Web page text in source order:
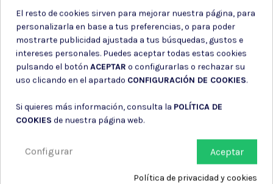
Consiento el uso de mis datos personales para recibir publicidad
de su entidad.
El resto de cookies sirven para mejorar nuestra página, para
personalizarla en base a tus preferencias, o para poder
mostrarte publicidad ajustada a tus búsquedas, gustos e
intereses personales. Puedes aceptar todas estas cookies
pulsando el botón ACEPTAR o configurarlas o rechazar su
uso clicando en el apartado CONFIGURACIÓN DE COOKIES.
Si quieres más información, consulta la POLÍTICA DE
COOKIES de nuestra página web.
Aceptar
Configurar
Política de privacidad y cookies